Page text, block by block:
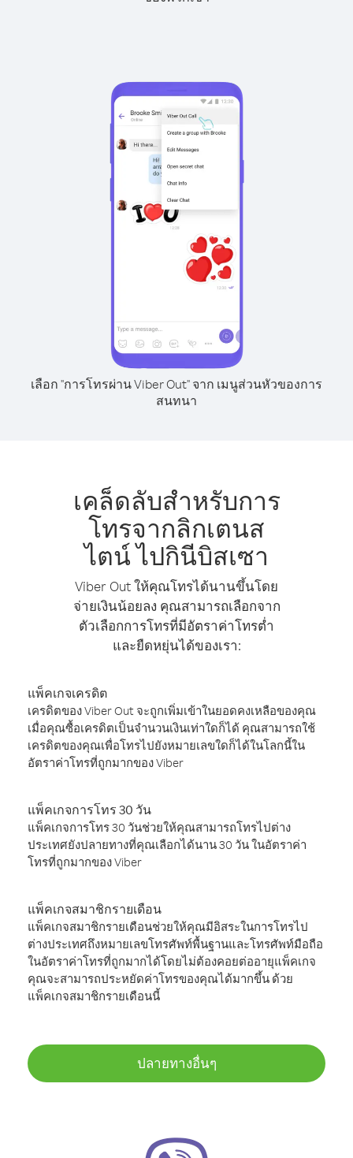
เลือก "การโทรผ่าน Viber Out" จาก เมนูส่วนหัวของการ
สนทนา
เคล็ดลับสำหรับการ
โทรจากลิกเตนส
ไตน์ ไปกินีบิสเซา
Viber Out ให้คุณโทรได้นานขึ้นโดย
จ่ายเงินน้อยลง คุณสามารถเลือกจาก
ตัวเลือกการโทรที่มีอัตราค่าโทรต่ำ
และยืดหยุ่นได้ของเรา:
แพ็คเกจเครดิต
เครดิตของ Viber Out จะถูกเพิ่มเข้าในยอดคงเหลือของคุณ
เมื่อคุณซื้อเครดิตเป็นจำนวนเงินเท่าใดก็ได้ คุณสามารถใช้
เครดิตของคุณเพื่อโทรไปยังหมายเลขใดก็ได้ในโลกนี้ใน
อัตราค่าโทรที่ถูกมากของ Viber
แพ็คเกจการโทร 30 วัน
แพ็คเกจการโทร 30 วันช่วยให้คุณสามารถโทรไปต่าง
ประเทศยังปลายทางที่คุณเลือกได้นาน 30 วัน ในอัตราค่า
โทรที่ถูกมากของ Viber
แพ็คเกจสมาชิกรายเดือน
แพ็คเกจสมาชิกรายเดือนช่วยให้คุณมีอิสระในการโทรไป
ต่างประเทศถึงหมายเลขโทรศัพท์พื้นฐานและโทรศัพท์มือถือ
ในอัตราค่าโทรที่ถูกมากได้โดยไม่ต้องคอยต่ออายุแพ็คเกจ
คุณจะสามารถประหยัดค่าโทรของคุณได้มากขึ้น ด้วย
แพ็คเกจสมาชิกรายเดือนนี้
ปลายทางอื่นๆ